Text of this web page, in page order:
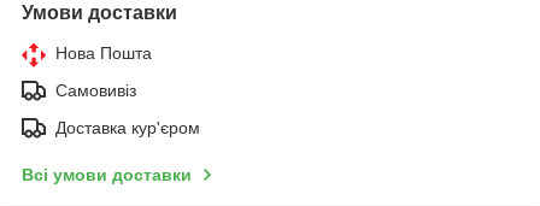
Умови доставки
Нова Пошта
Самовивіз
Доставка кур'єром
Всі умови доставки